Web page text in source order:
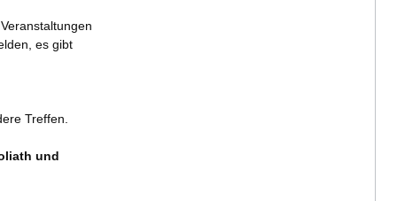
es gibt
Treffen.
und